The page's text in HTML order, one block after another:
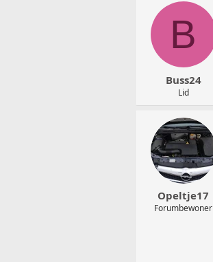
B
Buss24
Lid
Opeltje17
Forumbewoner